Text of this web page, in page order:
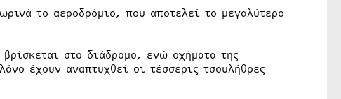
το αεροδρόμιο, που αποτελεί το μεγαλύτερο
στο διάδρομο, ενώ οχήματα της
έχουν αναπτυχθεί οι τέσσερις τσουλήθρες